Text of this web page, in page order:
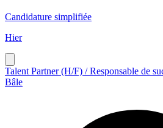
Candidature simplifiée
Hier
Talent Partner (H/F) / Responsable de
Bâle